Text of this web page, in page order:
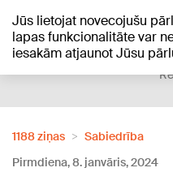
Jūs lietojat novecojušu
lapas funkcionalitāte var
iesakām atjaunot Jūsu
+18°C
1188 ziņas
Sabiedrība
Pirmdiena, 8. janvāris, 2024